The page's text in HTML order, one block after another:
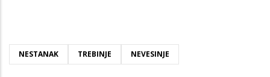
NESTANAK TREBINJE NEVESINJE